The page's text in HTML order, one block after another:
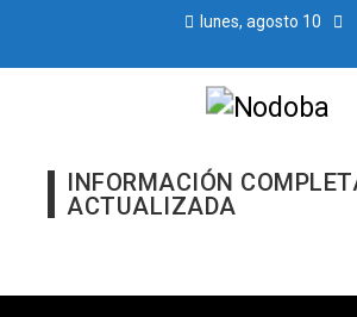
lunes, agosto 10
INFORMACIÓN
ACTUALIZADA